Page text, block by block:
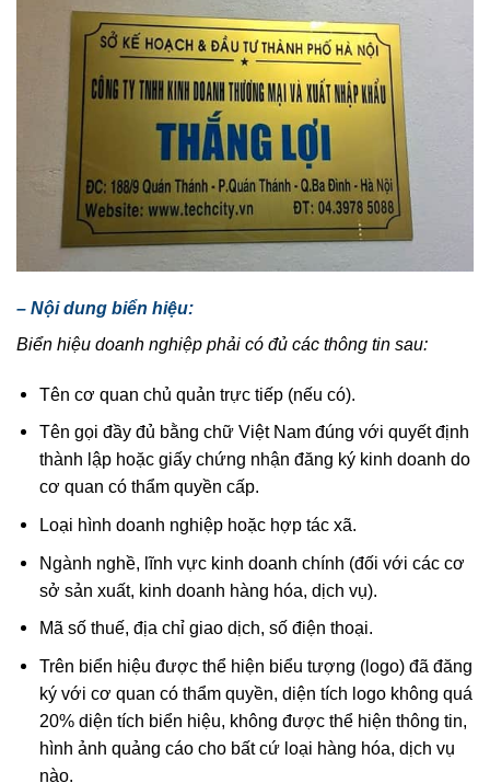
– Nội dung biển hiệu:
Biển hiệu doanh nghiệp phải có đủ các thông tin sau:
Tên cơ quan chủ quản trực tiếp (nếu có).
Tên gọi đầy đủ bằng chữ Việt Nam đúng với quyết định
thành lập hoặc giấy chứng nhận đăng ký kinh doanh do
cơ quan có thẩm quyền cấp.
Loại hình doanh nghiệp hoặc hợp tác xã.
Ngành nghề, lĩnh vực kinh doanh chính (đối với các cơ
sở sản xuất, kinh doanh hàng hóa, dịch vụ).
Mã số thuế, địa chỉ giao dịch, số điện thoại.
Trên biển hiệu được thể hiện biểu tượng (logo) đã đăng
ký với cơ quan có thẩm quyền, diện tích logo không quá
20% diện tích biển hiệu, không được thể hiện thông tin,
hình ảnh quảng cáo cho bất cứ loại hàng hóa, dịch vụ
nào.